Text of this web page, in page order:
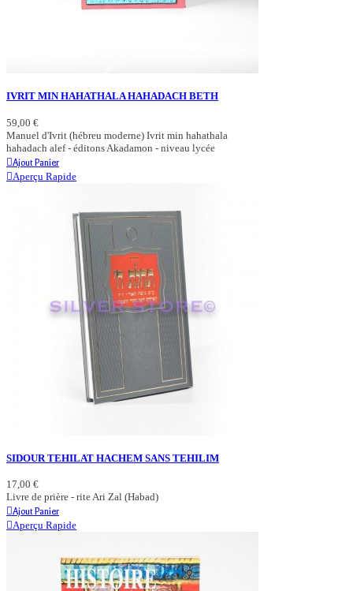
IVRIT MIN HAHATHALA HAHADACH BETH
59,00 €
Manuel d'Ivrit (hébreu moderne) Ivrit min hahathala
hahadach alef - éditons Akadamon - niveau lycée
Ajout Panier
Aperçu Rapide
SIDOUR TEHILAT HACHEM SANS TEHILIM
17,00 €
Livre de prière - rite Ari Zal (Habad)
Ajout Panier
Aperçu Rapide